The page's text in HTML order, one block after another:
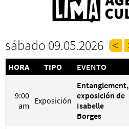
sábado 09.05.2026
HORA TIPO EVENTO
9:00
am Exposición
Entanglement,
exposición de
Isabelle
Borges